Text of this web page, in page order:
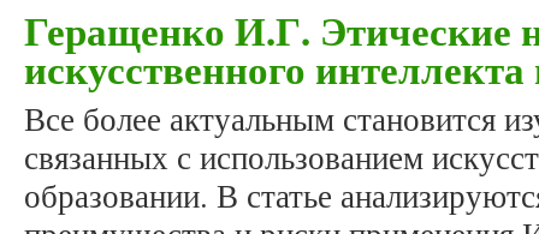
Геращенко И.Г. Этические
искусственного
Все более актуальным становится
связанных с использованием
образовании. В статье